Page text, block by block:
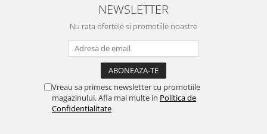
NEWSLETTER
Nu rata ofertele si promotiile noastre
Vreau sa primesc newsletter cu promotiile
magazinului. Afla mai multe in Politica de
Confidentialitate